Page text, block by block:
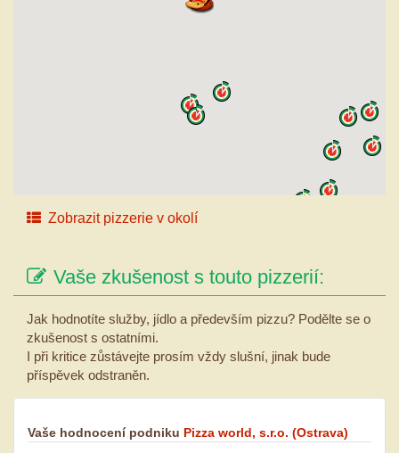
Zobrazit pizzerie v okolí
Vaše zkušenost s touto pizzerií:
Jak hodnotíte služby, jídlo a především pizzu? Podělte se o
zkušenost s ostatními.
I při kritice zůstávejte prosím vždy slušní, jinak bude
příspěvek odstraněn.
Vaše hodnocení podniku Pizza world, s.r.o. (Ostrava)